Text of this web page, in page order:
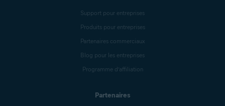
Support pour entreprises
Produits pour entreprises
Partenaires commerciaux
Blog pour les entreprises
Programme d’affiliation
Partenaires